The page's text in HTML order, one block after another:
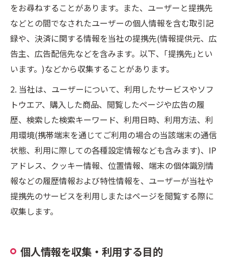
をお尋ねすることがあります。また、ユーザーと提携先
などとの間でなされたユーザーの個人情報を含む取引記
録や、決済に関する情報を当社の提携先(情報提供元、広
告主、広告配信先などを含みます。以下、｢提携先｣とい
います。)などから収集することがあります。
2. 当社は、ユーザーについて、利用したサービスやソフ
トウエア、購入した商品、閲覧したページや広告の履
歴、検索した検索キーワード、利用日時、利用方法、利
用環境(携帯端末を通じてご利用の場合の当該端末の通信
状態、利用に際しての各種設定情報なども含みます)、IP
アドレス、クッキー情報、位置情報、端末の個体識別情
報などの履歴情報および特性情報を、ユーザーが当社や
提携先のサービスを利用しまたはページを閲覧する際に
収集します。
個人情報を収集・利用する目的